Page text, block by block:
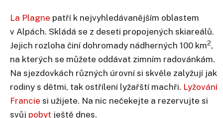
La Plagne patří k nejvyhledávanějším oblastem
v Alpách. Skládá se z deseti propojených skiareálů.
Jejich rozloha činí dohromady nádherných 100 km2,
na kterých se můžete oddávat zimním radovánkám.
Na sjezdovkách různých úrovní si skvěle zalyžují jak
rodiny s dětmi, tak ostřílení lyžařští machři. Lyžování
Francie si užijete. Na nic nečekejte a rezervujte si
svůj pobyt ještě dnes.